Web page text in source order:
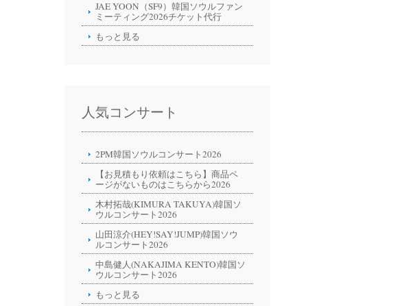
JAE YOON（SF9）韓国ソウルファン
ミーティング2026チケット代行
もっと見る
人気コンサート
2PM韓国ソウルコンサート2026
【お見積もり依頼はこちら】商品ペ
ージがないものはこちらから2026
木村拓哉(KIMURA TAKUYA)韓国ソ
ウルコンサート2026
山田涼介(HEY!SAY!JUMP)韓国ソウ
ルコンサート2026
中島健人(NAKAJIMA KENTO)韓国ソ
ウルコンサート2026
もっと見る